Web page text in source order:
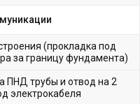
(прокладка под
за границу фундамента)
ПНД трубы и отвод на 2
электрокабеля